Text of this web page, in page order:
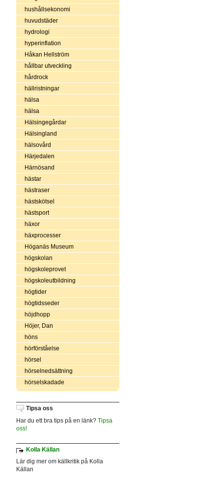
hushållsekonomi
huvudstäder
hydrologi
hyperinflation
Håkan Hellström
hållbar utveckling
hårdrock
hällristningar
hälsa
hälsa
Hälsingegårdar
Hälsingland
hälsovård
Härjedalen
Härnösand
hästar
hästraser
hästskötsel
hästsport
häxor
häxprocesser
Höganäs Museum
högskolan
högskoleprovet
högskoleutbildning
högtider
högtidsseder
höjdhopp
Höjer, Dan
höns
hörförståelse
hörsel
hörselnedsättning
hörselskadade
Tipsa oss
Har du ett bra tips på en länk? Tipsa
oss!
Kolla Källan
Lär dig mer om källkritik på Kolla
Källan